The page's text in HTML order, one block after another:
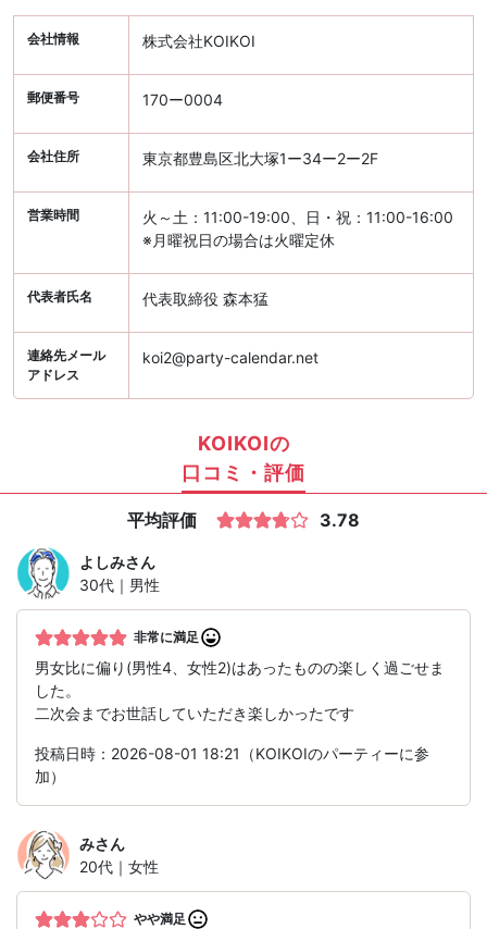
会社情報 株式会社KOIKOI
郵便番号 170ー0004
会社住所 東京都豊島区北大塚1ー34ー2ー2F
営業時間
火～土：11:00-19:00、日・祝：11:00-16:00
※月曜祝日の場合は火曜定休
代表者氏名 代表取締役 森本猛
連絡先メール
アドレス
koi2@party-calendar.net
KOIKOIの
口コミ・評価
平均評価 3.78
よしみさん
30代｜男性
非常に満足
男女比に偏り(男性4、女性2)はあったものの楽しく過ごせま
した。
二次会までお世話していただき楽しかったです
投稿日時：2026-08-01 18:21（KOIKOIのパーティーに参
加）
みさん
20代｜女性
やや満足